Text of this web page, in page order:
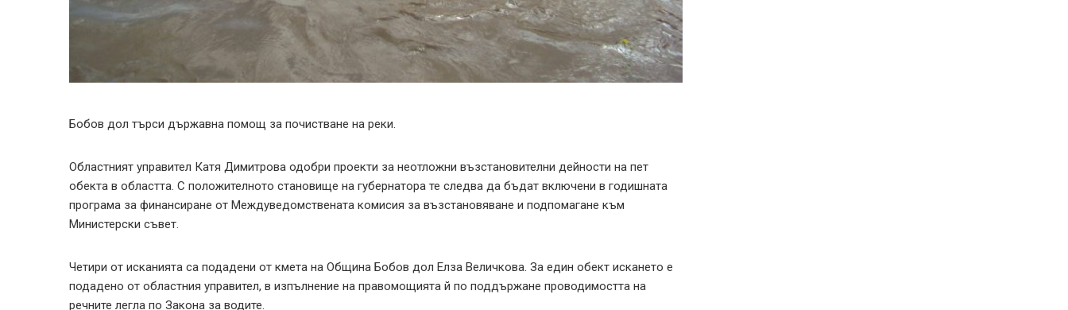
Бобов дол търси държавна помощ за почистване на реки.
Областният управител Катя Димитрова одобри проекти за неотложни възстановителни дейности на пет
обекта в областта. С положителното становище на губернатора те следва да бъдат включени в годишната
програма за финансиране от Междуведомствената комисия за възстановяване и подпомагане към
Министерски съвет.
Четири от исканията са подадени от кмета на Община Бобов дол Елза Величкова. За един обект искането е
подадено от областния управител, в изпълнение на правомощията й по поддържане проводимостта на
речните легла по Закона за водите.